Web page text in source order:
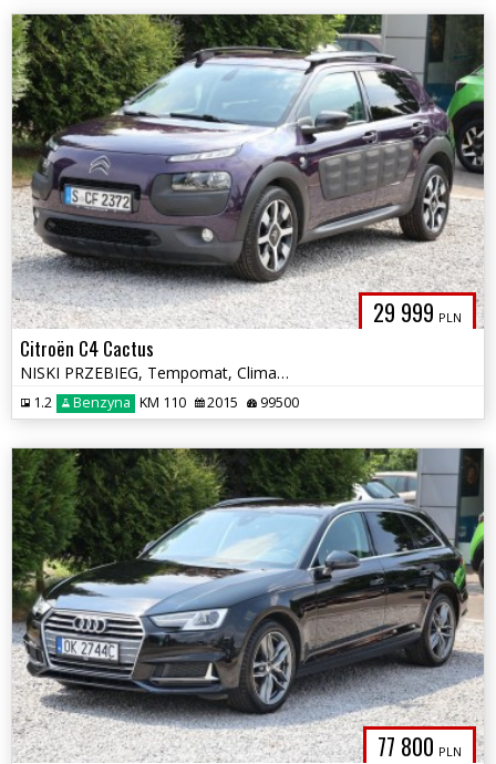
29 999 PLN
Citroën C4 Cactus
NISKI PRZEBIEG, Tempomat, Climatronic, Multifunkcja, Alu, Czujniki
1.2 Benzyna KM 110 2015 99500
77 800 PLN